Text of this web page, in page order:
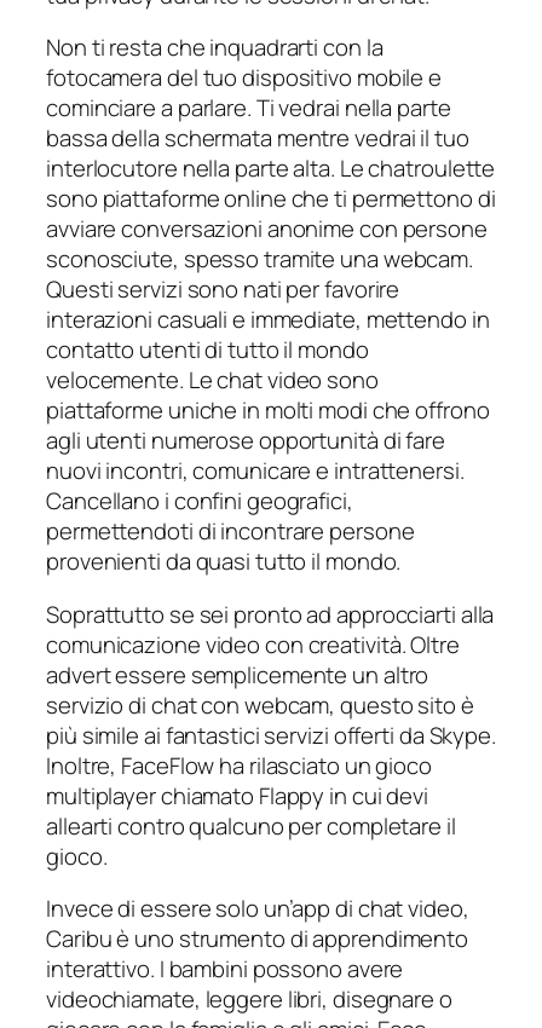
Non ti resta che inquadrarti con la
fotocamera del tuo dispositivo mobile e
cominciare a parlare. Ti vedrai nella parte
bassa della schermata mentre vedrai il tuo
interlocutore nella parte alta. Le chatroulette
sono piattaforme online che ti permettono di
avviare conversazioni anonime con persone
sconosciute, spesso tramite una webcam.
Questi servizi sono nati per favorire
interazioni casuali e immediate, mettendo in
contatto utenti di tutto il mondo
velocemente. Le chat video sono
piattaforme uniche in molti modi che offrono
agli utenti numerose opportunità di fare
nuovi incontri, comunicare e intrattenersi.
Cancellano i confini geografici,
permettendoti di incontrare persone
provenienti da quasi tutto il mondo.
Soprattutto se sei pronto ad approcciarti alla
comunicazione video con creatività. Oltre
advert essere semplicemente un altro
servizio di chat con webcam, questo sito è
più simile ai fantastici servizi offerti da Skype.
Inoltre, FaceFlow ha rilasciato un gioco
multiplayer chiamato Flappy in cui devi
allearti contro qualcuno per completare il
gioco.
Invece di essere solo un’app di chat video,
Caribu è uno strumento di apprendimento
interattivo. I bambini possono avere
videochiamate, leggere libri, disegnare o